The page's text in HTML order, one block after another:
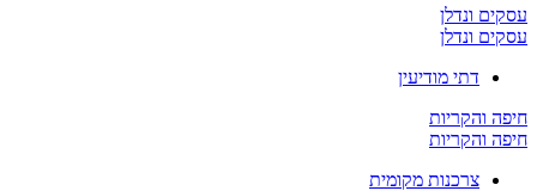
ונדלן
ונדלן
דתי מודיעין
צרכנות מקומית